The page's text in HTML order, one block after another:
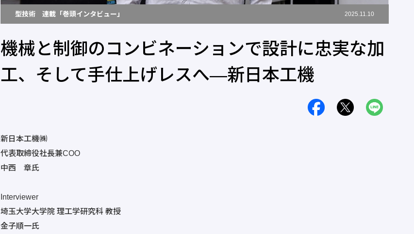
型技術 連載「巻頭インタビュー」 2025.11.10
機械と制御のコンビネーションで設計に忠実な加
工、そして手仕上げレスへ―新日本工機
新日本工機㈱
代表取締役社長兼COO
中西 章氏
Interviewer
埼玉大学大学院 理工学研究科 教授
金子順一氏